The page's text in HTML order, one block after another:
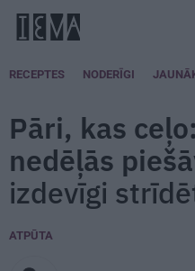
RECEPTES NODERĪGI
Pāri, kas
nedēļās
izdevīgi
ATPŪTA